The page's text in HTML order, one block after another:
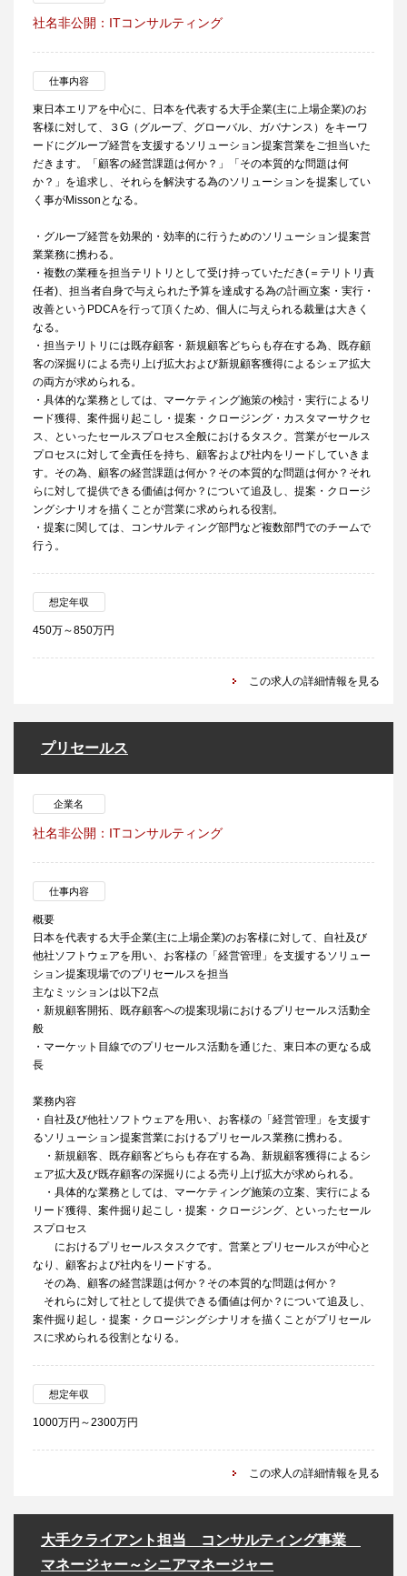
社名非公開：ITコンサルティング
仕事内容
東日本エリアを中心に、日本を代表する大手企業(主に上場企業)のお
客様に対して、３G（グループ、グローバル、ガバナンス）をキーワ
ードにグループ経営を支援するソリューション提案営業をご担当いた
だきます。「顧客の経営課題は何か？」「その本質的な問題は何
か？」を追求し、それらを解決する為のソリューションを提案してい
く事がMissonとなる。
・グループ経営を効果的・効率的に行うためのソリューション提案営
業業務に携わる。
・複数の業種を担当テリトリとして受け持っていただき(＝テリトリ責
任者)、担当者自身で与えられた予算を達成する為の計画立案・実行・
改善というPDCAを行って頂くため、個人に与えられる裁量は大きく
なる。
・担当テリトリには既存顧客・新規顧客どちらも存在する為、既存顧
客の深掘りによる売り上げ拡大および新規顧客獲得によるシェア拡大
の両方が求められる。
・具体的な業務としては、マーケティング施策の検討・実行によるリ
ード獲得、案件掘り起こし・提案・クロージング・カスタマーサクセ
ス、といったセールスプロセス全般におけるタスク。営業がセールス
プロセスに対して全責任を持ち、顧客および社内をリードしていきま
す。その為、顧客の経営課題は何か？その本質的な問題は何か？それ
らに対して提供できる価値は何か？について追及し、提案・クロージ
ングシナリオを描くことが営業に求められる役割。
・提案に関しては、コンサルティング部門など複数部門でのチームで
行う。
想定年収
450万～850万円
この求人の詳細情報を見る
プリセールス
企業名
社名非公開：ITコンサルティング
仕事内容
概要
日本を代表する大手企業(主に上場企業)のお客様に対して、自社及び
他社ソフトウェアを用い、お客様の「経営管理」を支援するソリュー
ション提案現場でのプリセールスを担当
主なミッションは以下2点
・新規顧客開拓、既存顧客への提案現場におけるプリセールス活動全
般
・マーケット目線でのプリセールス活動を通じた、東日本の更なる成
長
業務内容
・自社及び他社ソフトウェアを用い、お客様の「経営管理」を支援す
るソリューション提案営業におけるプリセールス業務に携わる。
・新規顧客、既存顧客どちらも存在する為、新規顧客獲得によるシ
ェア拡大及び既存顧客の深掘りによる売り上げ拡大が求められる。
・具体的な業務としては、マーケティング施策の立案、実行による
リード獲得、案件掘り起こし・提案・クロージング、といったセール
スプロセス
におけるプリセールスタスクです。営業とプリセールスが中心と
なり、顧客および社内をリードする。
その為、顧客の経営課題は何か？その本質的な問題は何か？
それらに対して社として提供できる価値は何か？について追及し、
案件掘り起し・提案・クロージングシナリオを描くことがプリセール
スに求められる役割となりる。
想定年収
1000万円～2300万円
この求人の詳細情報を見る
大手クライアント担当 コンサルティング事業
マネージャー～シニアマネージャー